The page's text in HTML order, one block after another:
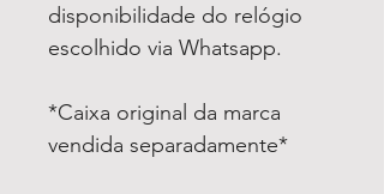
disponibilidade do relógio
escolhido via Whatsapp.
*Caixa original da marca
vendida separadamente*